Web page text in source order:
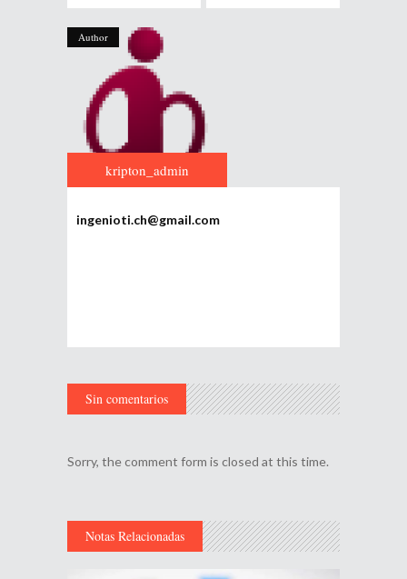
Author
kripton_admin
ingenioti.ch@gmail.com
Sin comentarios
Sorry, the comment form is closed at this time.
Notas Relacionadas